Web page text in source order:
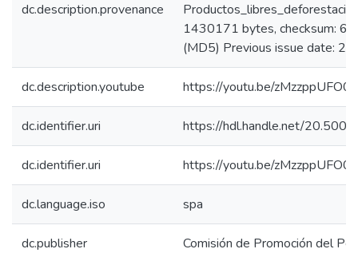
dc.description.provenance
1430171 bytes, checksum:
(MD5) Previous issue date:
dc.description.youtube https://youtu.be/zMzzppUFO00
dc.identifier.uri https://hdl.handle.net/
dc.identifier.uri https://youtu.be/zMzzppUFO00
dc.language.iso spa
dc.publisher Comisión de Promoción del